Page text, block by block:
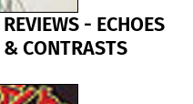
REVIEWS - ECHOES
& CONTRASTS